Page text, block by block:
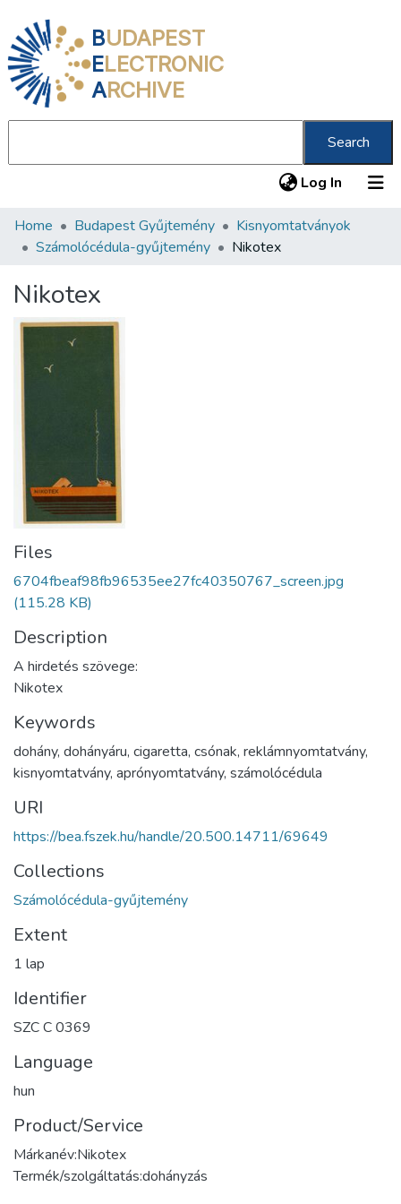
BUDAPEST
ELECTRONIC
ARCHIVE
Search
Log In (current)
Communities & Collections
Statistics
About us
Home Budapest Gyűjtemény
Kisnyomtatványok
Számolócédula-gyűjtemény
Nikotex
Nikotex
Files
6704fbeaf98fb96535ee27fc40350767_screen.jpg
(115.28 KB)
Description
A hirdetés szövege:
Nikotex
Keywords
dohány, dohányáru, cigaretta, csónak, reklámnyomtatvány,
kisnyomtatvány, aprónyomtatvány, számolócédula
URI
https://bea.fszek.hu/handle/20.500.14711/69649
Collections
Számolócédula-gyűjtemény
Extent
1 lap
Identifier
SZC C 0369
Language
hun
Product/Service
Márkanév:Nikotex
Termék/szolgáltatás:dohányzás